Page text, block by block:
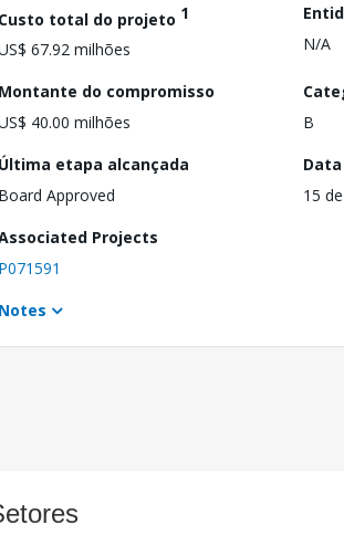
Custo total do projeto 1
67.92 milhões
N/A
Montante do compromisso
40.00 milhões
B
Última etapa alcançada
Board Approved
15
Projects
P071591
Notes